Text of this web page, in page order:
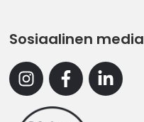
Sosiaalinen media
InstagramFacebookLinkedin